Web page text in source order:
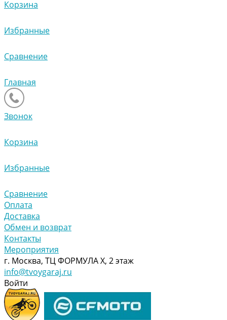
Корзина
Избранные
Сравнение
Главная
Звонок
Корзина
Избранные
Сравнение
Оплата
Доставка
Обмен и возврат
Контакты
Мероприятия
г. Москва, ТЦ ФОРМУЛА Х, 2 этаж
info@tvoygaraj.ru
Войти